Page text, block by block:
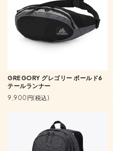
GREGORY グレゴリー ボールド6
テールランナー
9,900円(税込)